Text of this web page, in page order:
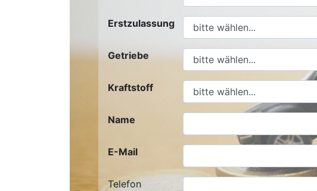
Erstzulassung
Getriebe
Kraftstoff
Name
E-Mail
Telefon